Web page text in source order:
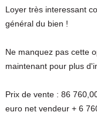
Loyer très interessant
général du bien !
Ne manquez pas cette
maintenant pour plus
Prix de vente : 86
euro net vendeur + 6